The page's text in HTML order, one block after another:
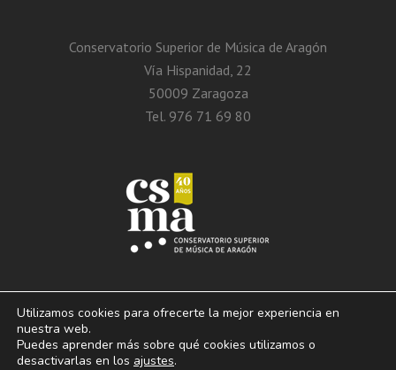
Conservatorio Superior de Música de Aragón
Vía Hispanidad, 22
50009 Zaragoza
Tel. 976 71 69 80
© 2013 – 2026. Conservatorio Superior de Música de Aragón. Vía Hispanidad, n.º
Utilizamos cookies para ofrecerte la mejor experiencia en
nuestra web.
Puedes aprender más sobre qué cookies utilizamos o
desactivarlas en los ajustes.